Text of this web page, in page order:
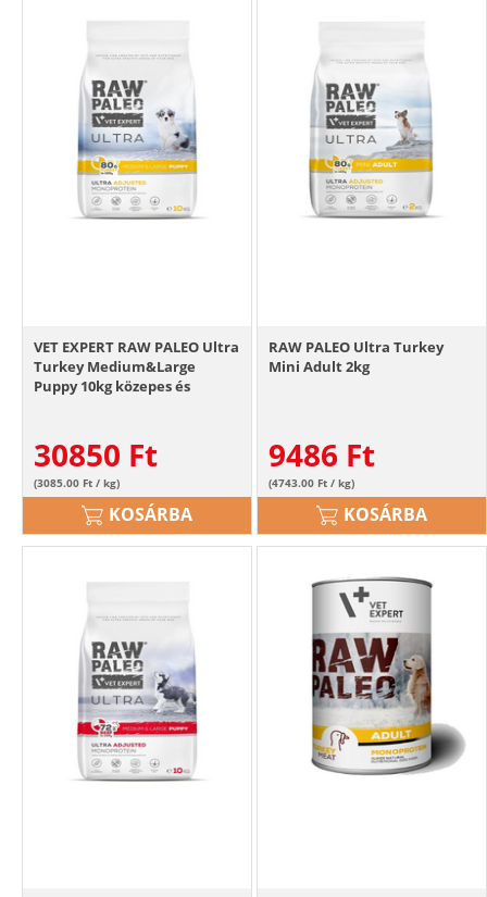
VET EXPERT RAW PALEO Ultra
Turkey Medium&Large
Puppy 10kg közepes és
30850 Ft
(3085.00 Ft / kg)
KOSÁRBA
RAW PALEO Ultra Turkey
Mini Adult 2kg
9486 Ft
(4743.00 Ft / kg)
KOSÁRBA